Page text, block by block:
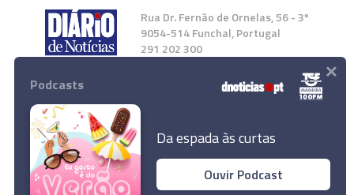
Rua Dr. Fernão de Ornelas, 56 - 3º
9054-514 Funchal, Portugal
291 202 300
Instale a nossa App
© 2024 Empresa Diário de Notícias, Lda.
Podcasts
Da espada às curtas
Ouvir Podcast
×